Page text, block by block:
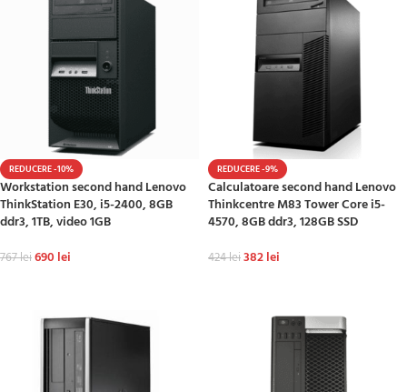
REDUCERE -10%
Workstation second hand Lenovo
ThinkStation E30, i5-2400, 8GB
ddr3, 1TB, video 1GB
767lei690 lei
REDUCERE -9%
Calculatoare second hand Lenovo
Thinkcentre M83 Tower Core i5-
4570, 8GB ddr3, 128GB SSD
424lei382lei